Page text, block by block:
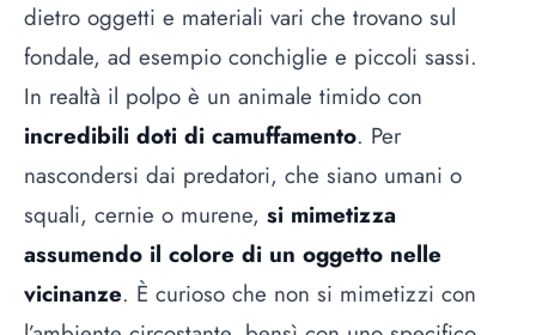
dietro oggetti e materiali vari che trovano sul
fondale, ad esempio conchiglie e piccoli sassi.
In realtà il polpo è un animale timido con
incredibili doti di camuffamento. Per
nascondersi dai predatori, che siano umani o
squali, cernie o murene, si mimetizza
assumendo il colore di un oggetto nelle
vicinanze. È curioso che non si mimetizzi con